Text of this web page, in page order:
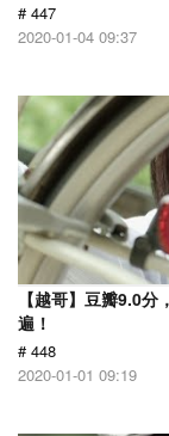
# 447
2020-01-04 09:37
【越哥】豆瓣9.0
遍！
# 448
2020-01-01 09:19